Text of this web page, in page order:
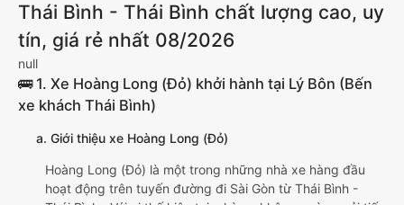
Thái Bình - Thái Bình chất lượng cao, uy
tín, giá rẻ nhất 08/2026
null
🚌 1. Xe Hoàng Long (Đỏ) khởi hành tại Lý Bôn (Bến
xe khách Thái Bình)
a. Giới thiệu xe Hoàng Long (Đỏ)
Hoàng Long (Đỏ) là một trong những nhà xe hàng đầu
hoạt động trên tuyến đường đi Sài Gòn từ Thái Bình -